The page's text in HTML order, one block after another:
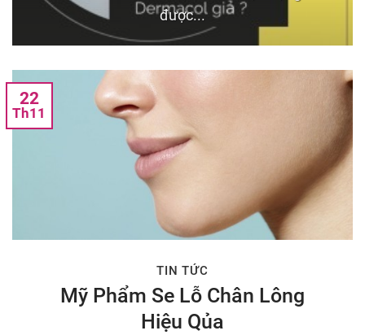
được...
22
Th11
TIN TỨC
Mỹ Phẩm Se Lỗ Chân Lông
Hiệu Qủa